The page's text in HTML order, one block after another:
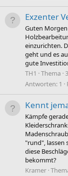
Exzenter
Guten
einzurichten.
geht und es
gute
TH1
Thema
Antworten: 1
Kennt
Kämpfe
"rund", lassen
diese
bekommt?
Kramer